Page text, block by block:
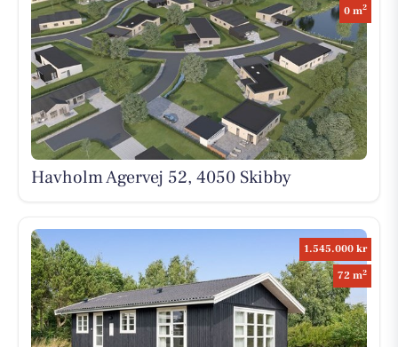
0 m2
Havholm Agervej 52, 4050 Skibby
1.545.000 kr
72 m2